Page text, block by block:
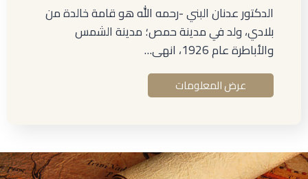
الدكتور عدنان البني -رحمه الله هو قامة خالدة من
بلادي، ولد في مدينة حمص؛ مدينة الشمس
والأباطرة عام 1926، انهى…
عرض المعلومات